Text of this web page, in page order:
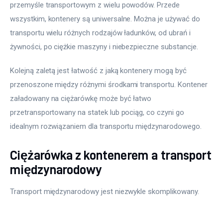
przemyśle transportowym z wielu powodów. Przede
wszystkim, kontenery są uniwersalne. Można je używać do
transportu wielu różnych rodzajów ładunków, od ubrań i
żywności, po ciężkie maszyny i niebezpieczne substancje.
Kolejną zaletą jest łatwość z jaką kontenery mogą być
przenoszone między różnymi środkami transportu. Kontener
załadowany na ciężarówkę może być łatwo
przetransportowany na statek lub pociąg, co czyni go
idealnym rozwiązaniem dla transportu międzynarodowego.
Ciężarówka z kontenerem a transport
międzynarodowy
Transport międzynarodowy jest niezwykle skomplikowany.